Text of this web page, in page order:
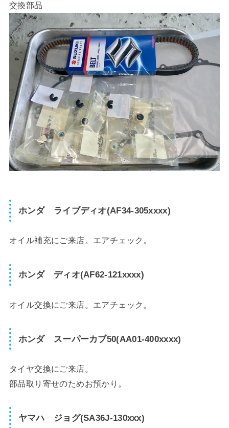
交換部品
ホンダ ライブディオ(AF34-305xxxx)
オイル補充にご来店。エアチェック。
ホンダ ディオ(AF62-121xxxx)
オイル交換にご来店。エアチェック。
ホンダ スーパーカブ50(AA01-400xxxx)
タイヤ交換にご来店。
部品取り寄せのためお預かり。
ヤマハ ジョグ(SA36J-130xxx)